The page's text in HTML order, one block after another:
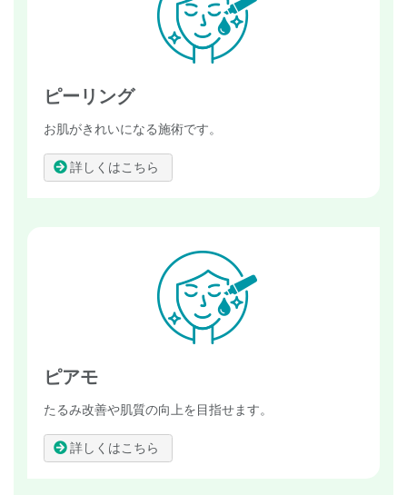
ピーリング
お肌がきれいになる施術です。
詳しくはこちら
ピアモ
たるみ改善や肌質の向上を目指せます。
詳しくはこちら